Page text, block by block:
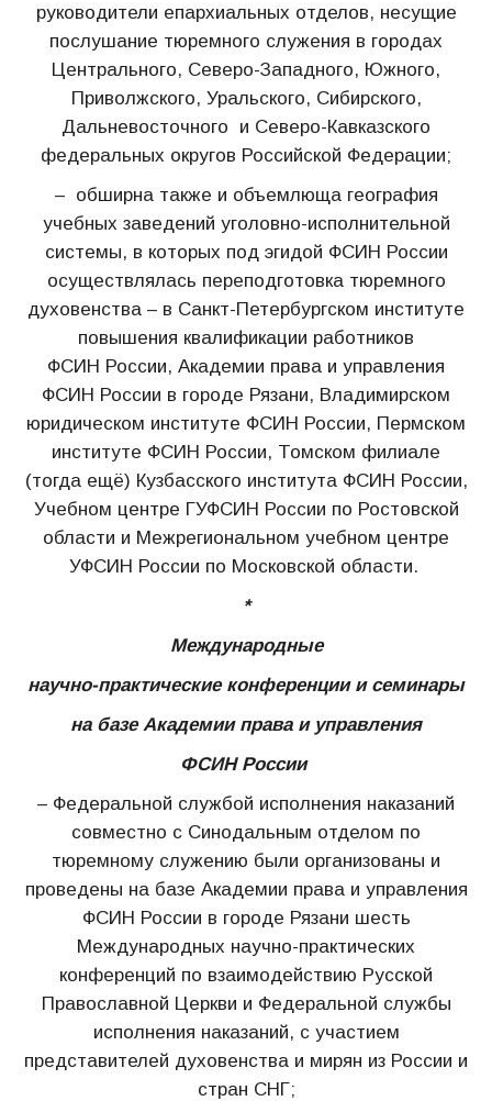
руководители епархиальных отделов, несущие
послушание тюремного служения в городах
Центрального, Северо-Западного, Южного,
Приволжского, Уральского, Сибирского,
Дальневосточного и Северо-Кавказского
федеральных округов Российской Федерации;
– обширна также и объемлюща география
учебных заведений уголовно-исполнительной
системы, в которых под эгидой ФСИН России
осуществлялась переподготовка тюремного
духовенства – в Санкт-Петербургском институте
повышения квалификации работников
ФСИН России, Академии права и управления
ФСИН России в городе Рязани, Владимирском
юридическом институте ФСИН России, Пермском
институте ФСИН России, Томском филиале
(тогда ещё) Кузбасского института ФСИН России,
Учебном центре ГУФСИН России по Ростовской
области и Межрегиональном учебном центре
УФСИН России по Московской области.
*
Международные
научно-практические конференции и семинары
на базе Академии права и управления
ФСИН России
– Федеральной службой исполнения наказаний
совместно с Синодальным отделом по
тюремному служению были организованы и
проведены на базе Академии права и управления
ФСИН России в городе Рязани шесть
Международных научно-практических
конференций по взаимодействию Русской
Православной Церкви и Федеральной службы
исполнения наказаний, с участием
представителей духовенства и мирян из России и
стран СНГ;